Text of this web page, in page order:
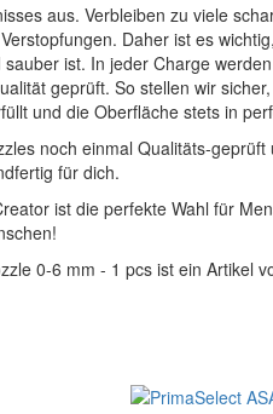
aus. Verbleiben zu viele
Daher ist es
ist. In jeder Charge
geprüft. So stellen wir
und die Oberfläche stets in
noch einmal Qualitäts-
für dich.
ist die perfekte Wahl für
0-6 mm - 1 pcs ist ein Artikel